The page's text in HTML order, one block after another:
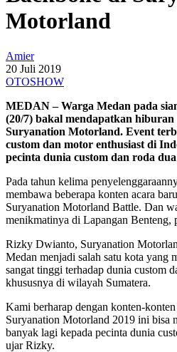
Motorland
Amier
20 Juli 2019
OTOSHOW
MEDAN – Warga Medan pada
(20/7) bakal mendapatkan
Suryanation Motorland. Event
custom dan motor enthusiast di
pecinta dunia custom dan roda
Pada tahun kelima
membawa beberapa konten acara
Suryanation Motorland Battle. Dan
menikmatinya di Lapangan Benteng,
Rizky Dwianto, Suryanation
Medan menjadi salah satu kota yang
sangat tinggi terhadap dunia custom
khususnya di wilayah Sumatera.
Kami berharap dengan konten-
Suryanation Motorland 2019 ini bisa
banyak lagi kepada pecinta dunia
ujar Rizky.